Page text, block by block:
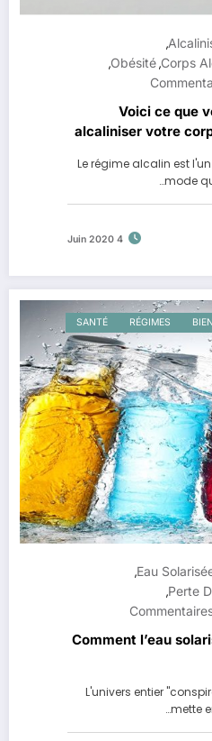
,
Corps
,
Obésité
,
Voici ce que
alcaliniser votre
Le régime alcalin est
mode
4 Juin 2020
RÉGIMES
SANTÉ
Eau
,
Perte
,
Comment l’eau
L'univers entier
mette